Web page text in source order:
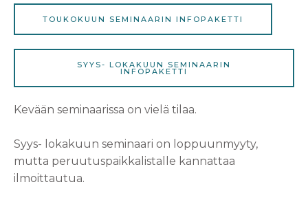
TOUKOKUUN SEMINAARIN INFOPAKETTI
SYYS- LOKAKUUN SEMINAARIN
INFOPAKETTI
Kevään seminaarissa on vielä tilaa.
Syys- lokakuun seminaari on loppuunmyyty,
mutta peruutuspaikkalistalle kannattaa
ilmoittautua.